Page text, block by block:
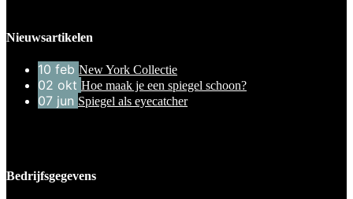
Nieuwsartikelen
10 feb New York Collectie
02 okt Hoe maak je een spiegel schoon?
07 jun Spiegel als eyecatcher
Bedrijfsgegevens